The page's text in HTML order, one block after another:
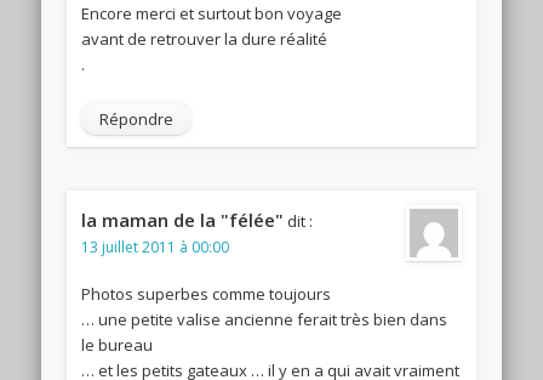
Encore merci et surtout bon voyage
avant de retrouver la dure réalité
.
Répondre
la maman de la "félée" dit :
13 juillet 2011 à 00:00
Photos superbes comme toujours
… une petite valise ancienne ferait très bien dans
le bureau
… et les petits gateaux … il y en a qui avait vraiment